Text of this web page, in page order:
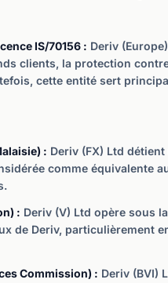
IS/70156 : Deriv
clients, la protection
cette entité sert
: Deriv (FX) Ltd
comme équivalente
: Deriv (V) Ltd opère sous
de Deriv, particulièrement
Commission) : Deriv (BVI)